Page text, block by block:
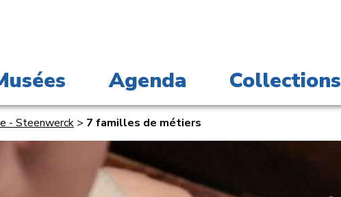
Agenda Collections
- Steenwerck > 7 familles de métiers